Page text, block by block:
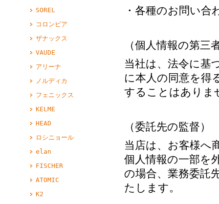
SOREL
コロンビア
ザナックス
VAUDE
アリーナ
ノルディカ
フェニックス
KELME
HEAD
ロシニョール
elan
FISCHER
ATOMIC
K2
・各種のお問い合
（個人情報の第三
当社は、法令に基
に本人の同意を得
することはありま
（委託先の監督）
当店は、お客様へ
個人情報の一部を
の場合、業務委託
たします。